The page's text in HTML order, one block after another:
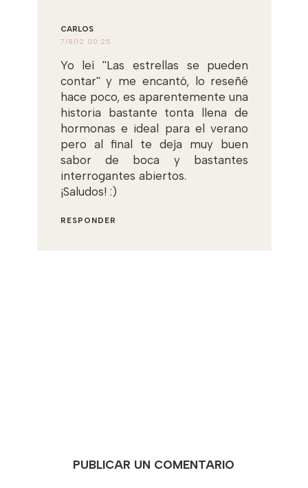
CARLOS
7/8/12 00:25
Yo leí ''Las estrellas se pueden
contar'' y me encantó, lo reseñé
hace poco, es aparentemente una
historia bastante tonta llena de
hormonas e ideal para el verano
pero al final te deja muy buen
sabor de boca y bastantes
interrogantes abiertos.
¡Saludos! :)
RESPONDER
PUBLICAR UN COMENTARIO